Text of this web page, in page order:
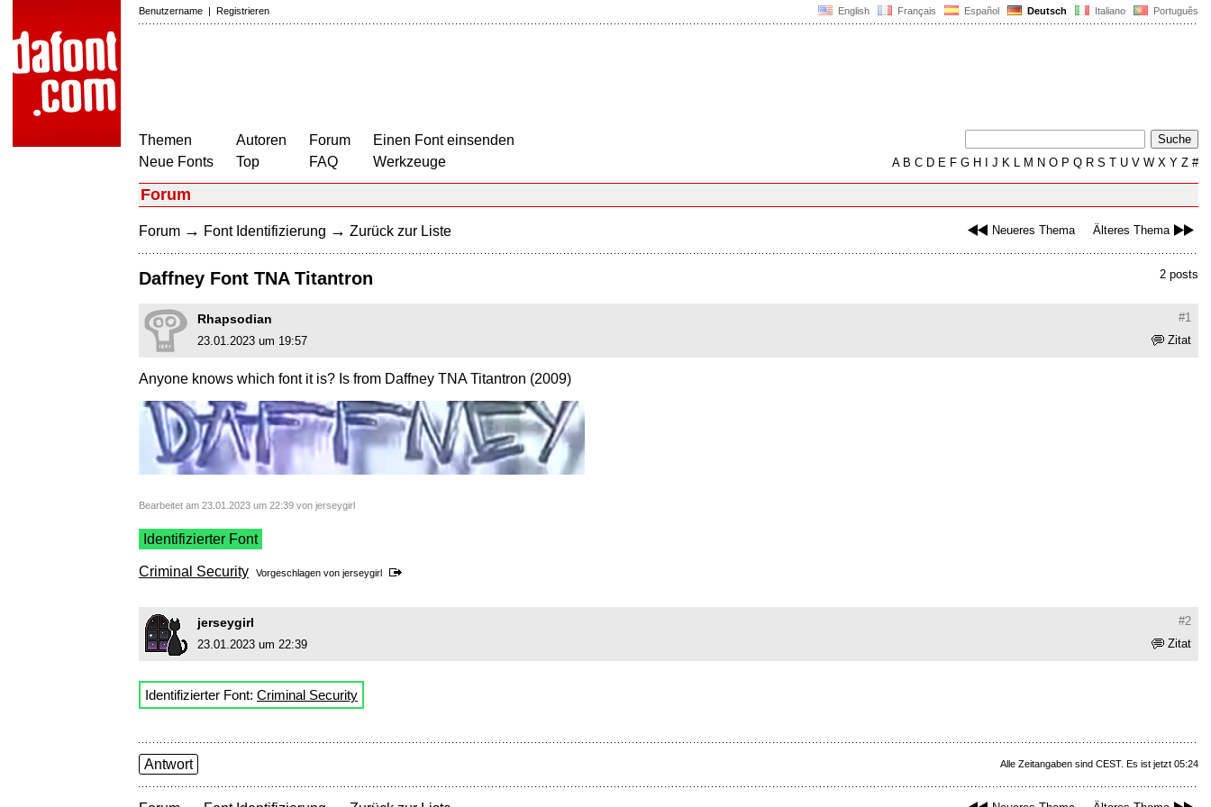
English Français Español Deutsch Italiano Português
Benutzername | Registrieren
Themen
Neue Fonts
Autoren
Top
Forum
FAQ
Einen Font einsenden
Werkzeuge
AB C D E F G H J K L M N O P Q R S T U V W X Y Z #
Forum
Neueres Thema Älteres Thema
Forum → Font Identifizierung → Zurück zur Liste
2 posts
Daffney Font TNA Titantron
#1
Rhapsodian
Zitat
23.01.2023 um 19:57
Anyone knows which font it is? Is from Daffney TNA Titantron (2009)
Bearbeitet am 23.01.2023 um 22:39 von jerseygirl
Identifizierter Font
Criminal Security Vorgeschlagen von jerseygirl
#2
jerseygirl
Zitat
23.01.2023 um 22:39
Identifizierter Font: Criminal Security
Alle Zeitangaben sind CEST. Es ist jetzt 05:24
Antwort